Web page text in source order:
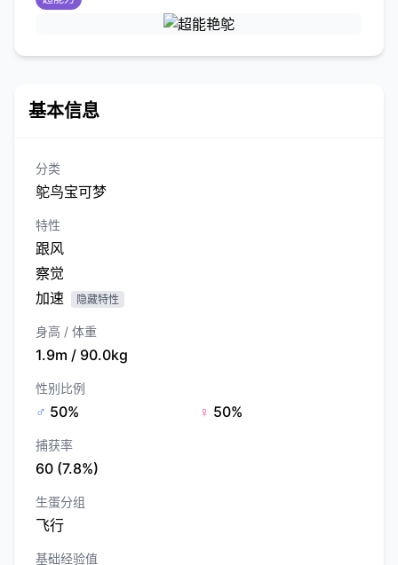
基本信息
分类
鸵鸟宝可梦
特性
跟风
察觉
加速
隐藏特性
身高 / 体重
1.9m / 90.0kg
性别比例
♂ 50% ♀ 50%
捕获率
60 (7.8%)
生蛋分组
飞行
基础经验值